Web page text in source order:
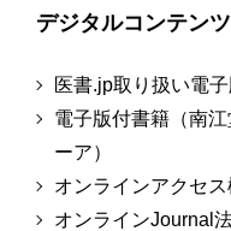
デジタルコンテンツ
医書.jp取り扱い電
電子版付書籍（南江
ーア）
オンラインアクセ
オンラインJournal